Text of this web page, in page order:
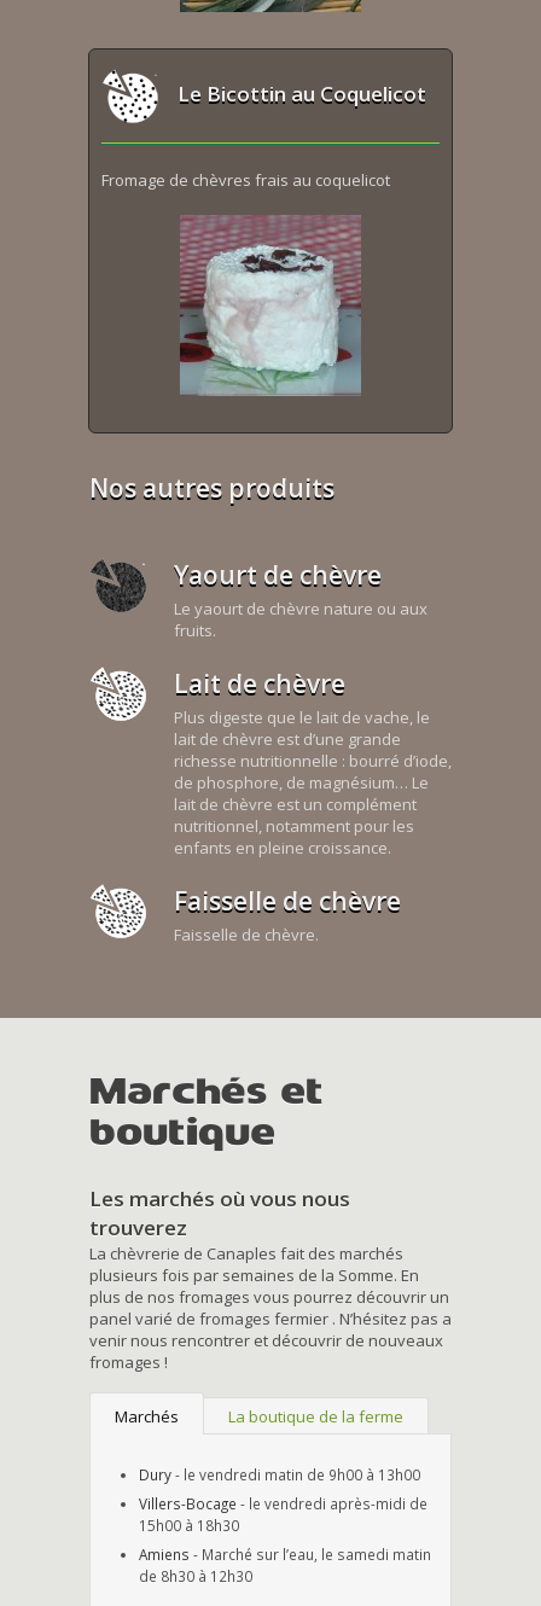
Le Bicottin au Coquelicot
Fromage de chèvres frais au coquelicot
Nos autres produits
Yaourt de chèvre
Le yaourt de chèvre nature ou aux
fruits.
Lait de chèvre
Plus digeste que le lait de vache, le
lait de chèvre est d’une grande
richesse nutritionnelle : bourré d’iode,
de phosphore, de magnésium… Le
lait de chèvre est un complément
nutritionnel, notamment pour les
enfants en pleine croissance.
Faisselle de chèvre
Faisselle de chèvre.
Marchés et
boutique
Les marchés où vous nous
trouverez
La chèvrerie de Canaples fait des marchés
plusieurs fois par semaines de la Somme. En
plus de nos fromages vous pourrez découvrir un
panel varié de fromages fermier . N’hésitez pas a
venir nous rencontrer et découvrir de nouveaux
fromages !
Marchés La boutique de la ferme
Dury- le vendredi matin de 9h00 à 13h00
Villers-Bocage - le vendredi après-midi de
15h00 à 18h30
Amiens - Marché sur l’eau, le samedi matin
de 8h30 à 12h30